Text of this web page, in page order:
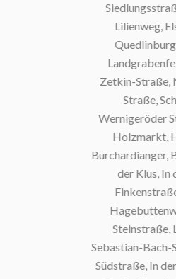
Lilienweg,
Quedlinburger
Zetkin-Straße,
Straße,
Wernigeröder
Holzmarkt,
Burchardianger,
der Klus, In
Finkenstraße,
Steinstraße,
Sebastian-Bach-
Südstraße, In den